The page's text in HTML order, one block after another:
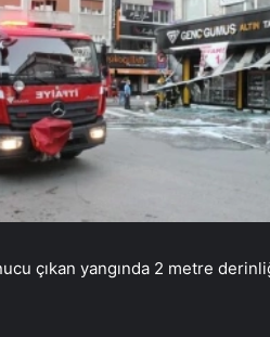
çıkan yangında 2 metre